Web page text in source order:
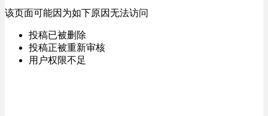
该页面可能因为如下原因无法访问
投稿已被删除
投稿正被重新审核
用户权限不足